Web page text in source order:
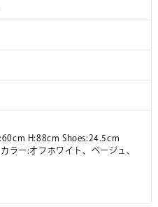
H:88cm Shoes:24.5cm
ー:オフホワイト、ベージュ、